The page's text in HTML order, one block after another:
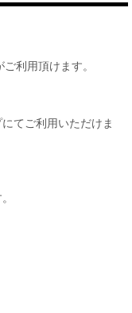
利用頂けます。
てご利用いただけま